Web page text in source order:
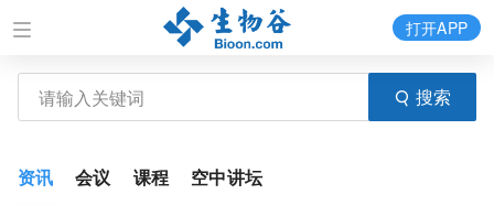
搜索
打开APP
资讯 会议 课程 空中讲坛